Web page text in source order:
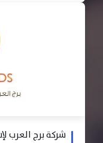
شركة برج العرب